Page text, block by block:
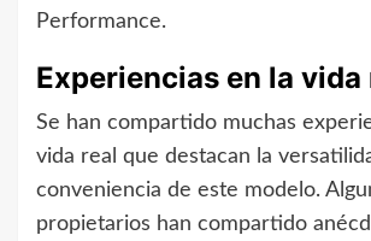
Performance.
Experiencias en la vida
Se han compartido muchas
vida real que destacan la
conveniencia de este modelo.
propietarios han compartido